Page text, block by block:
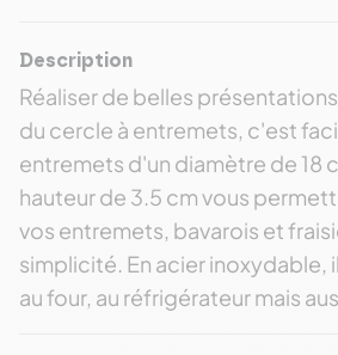
Description
Réaliser de belles
du cercle à entremets, c'est
entremets d'un diamètre de 18
hauteur de 3.5 cm vous
vos entremets, bavarois et
simplicité. En acier inoxydable,
au four, au réfrigérateur mais